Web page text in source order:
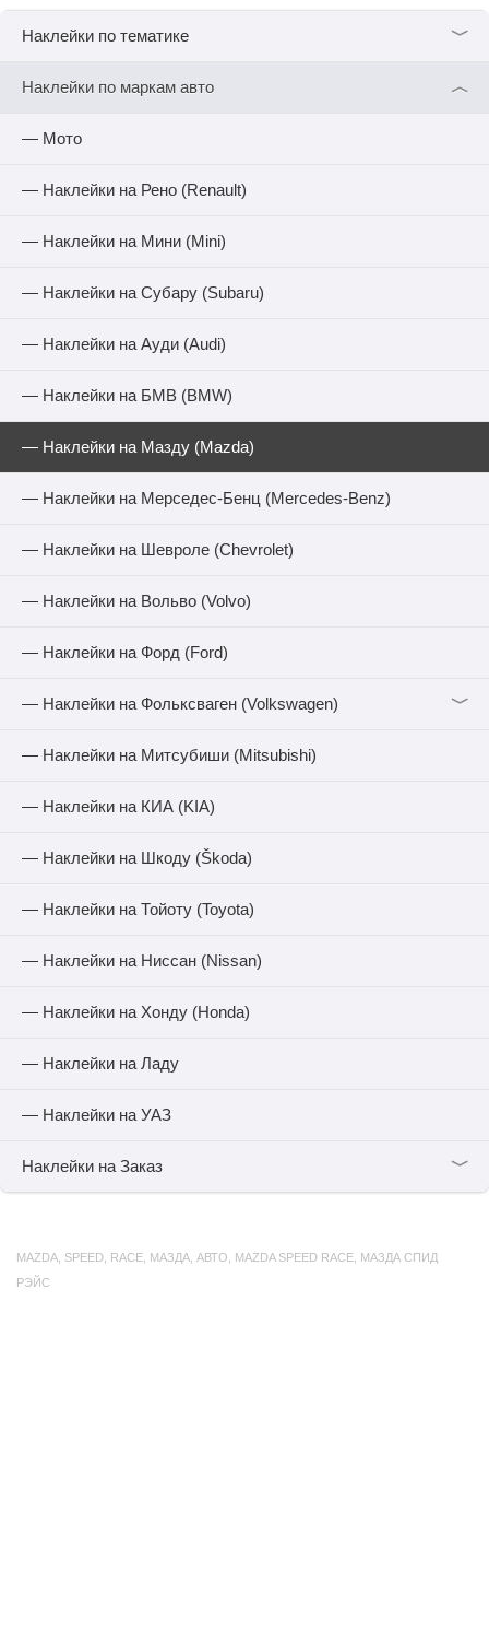
Наклейки по тематике ﹀
Наклейки по маркам авто ︿
— Мото
— Наклейки на Рено (Renault)
— Наклейки на Мини (Mini)
— Наклейки на Субару (Subaru)
— Наклейки на Ауди (Audi)
— Наклейки на БМВ (BMW)
— Наклейки на Мазду (Mazda)
— Наклейки на Мерседес-Бенц (Mercedes-Benz)
— Наклейки на Шевроле (Chevrolet)
— Наклейки на Вольво (Volvo)
— Наклейки на Форд (Ford)
— Наклейки на Фольксваген (Volkswagen) ﹀
— Наклейки на Митсубиши (Mitsubishi)
— Наклейки на КИА (KIA)
— Наклейки на Шкоду (Škoda)
— Наклейки на Тойоту (Toyota)
— Наклейки на Ниссан (Nissan)
— Наклейки на Хонду (Honda)
— Наклейки на Ладу
— Наклейки на УАЗ
Наклейки на Заказ ﹀
MAZDA SPEED RACE МАЗДА АВТО MAZDA SPEED RACE МАЗДА СПИД
РЭЙС